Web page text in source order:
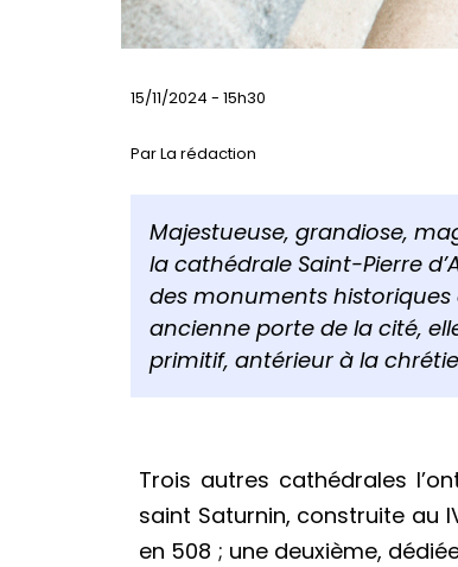
15/11/2024 - 15h30
Par La rédaction
Majestueuse, grandiose,
la cathédrale Saint-Pierre
des monuments historiques
ancienne porte de la cité,
primitif, antérieur à la
Trois autres cathédrales
saint Saturnin, construite au
en 508 ; une deuxième,